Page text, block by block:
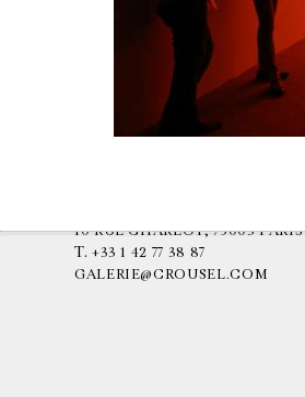
10 RUE CHARLOT, 75003 PARIS
T. +33 1 42 77 38 87
GALERIE@CROUSEL.COM